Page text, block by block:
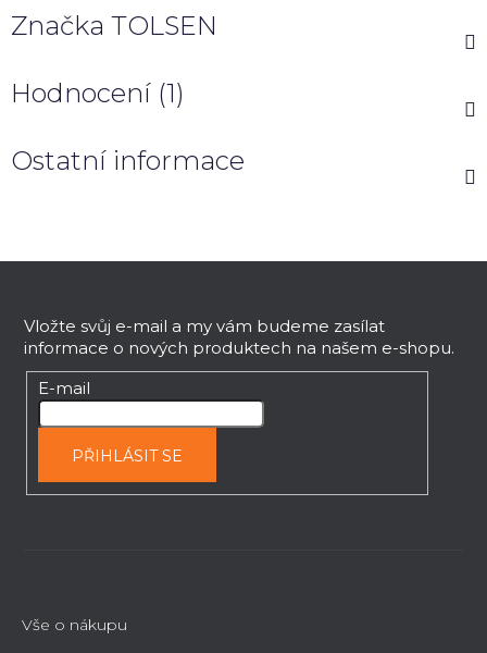
Značka TOLSEN
Hodnocení (1)
Ostatní informace
Vložte svůj e-mail a my vám budeme zasílat
informace o nových produktech na našem e-shopu.
E-mail
PŘIHLÁSIT SE
Vše o nákupu